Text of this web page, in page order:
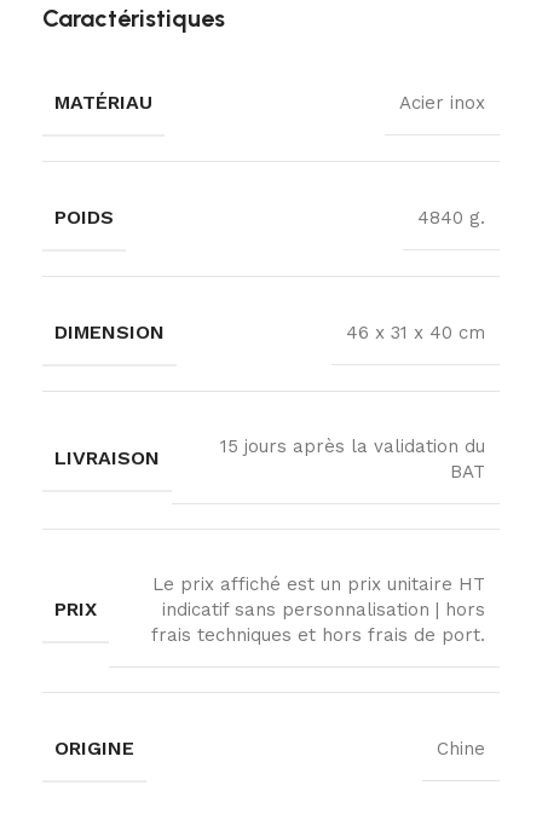
Caractéristiques
ORIGINE Chine
MATÉRIAU Acier inox
POIDS 4840 g.
DIMENSION 46 x 31 x 40 cm
LIVRAISON
15 jours après la validation du
BAT
PRIX
Le prix affiché est un prix unitaire HT
indicatif sans personnalisation | hors
frais techniques et hors frais de port.